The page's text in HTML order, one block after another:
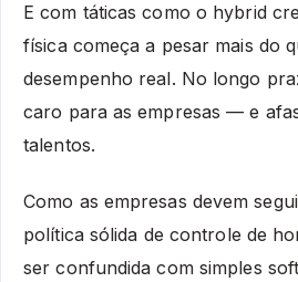
E com táticas como o hybrid
física começa a pesar mais do
desempenho real. No longo
caro para as empresas — e
talentos.
Como as empresas devem
política sólida de controle de
ser confundida com simples